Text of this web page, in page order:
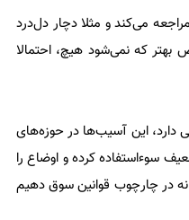
می‌کند و مثلا دچار دل‌درد
که نمی‌شود هیچ، احتمالا
دارد، این آسیب‌ها در حوزه‌های
سوءاستفاده کرده و اوضاع را
در چارچوب قوانین سوق دهیم